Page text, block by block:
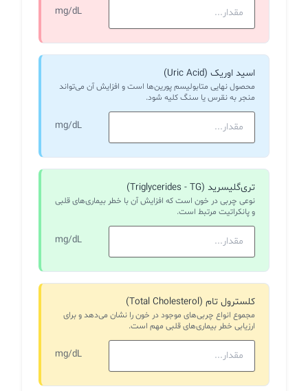
mg/dL
اسید اوریک (Uric Acid)
محصول نهایی متابولیسم پورین‌ها است و افزایش آن می‌تواند
منجر به نقرس یا سنگ کلیه شود.
mg/dL
تری‌گلیسرید (Triglycerides - TG)
نوعی چربی در خون است که افزایش آن با خطر بیماری‌های قلبی
و پانکراتیت مرتبط است.
mg/dL
کلسترول تام (Total Cholesterol)
مجموع انواع چربی‌های موجود در خون را نشان می‌دهد و برای
ارزیابی خطر بیماری‌های قلبی مهم است.
mg/dL